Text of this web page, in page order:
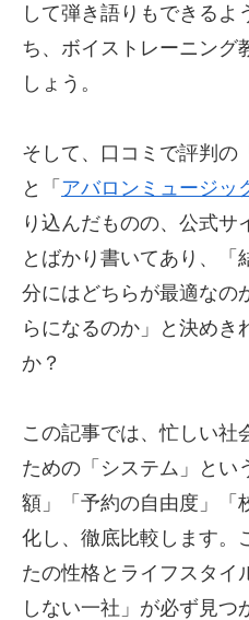
して弾き語りもできるよ
ち、ボイストレーニング
しょう。
そして、口コミで評判の
と「 アバロンミュージッ
り込んだものの、公式サ
とばかり書いてあり、「
分にはどちらが最適なの
らになるのか」と決めき
か？
この記事では、忙しい社
ための「システム」とい
額」「予約の自由度」「
化し、徹底比較します。
たの性格とライフスタイ
しない一社」が必ず見つ